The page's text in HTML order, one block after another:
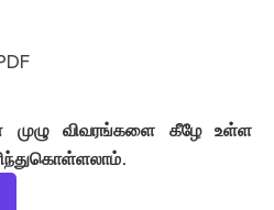
முழு விவரங்களை கீழே உள்ள